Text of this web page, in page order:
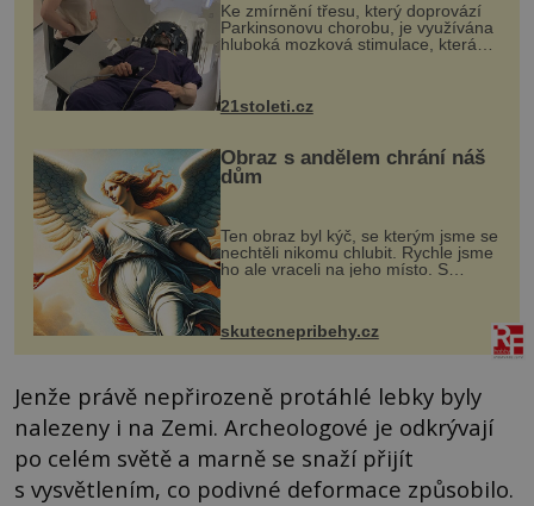
Ke zmírnění třesu, který doprovází
Parkinsonovu chorobu, je využívána
hluboká mozková stimulace, která
však vyžaduje vysoce invazivní
k dostatečně přesnému zacílení ...
21stoleti.cz
Obraz s andělem chrání náš
dům
Ten obraz byl kýč, se kterým jsme se
nechtěli nikomu chlubit. Rychle jsme
ho ale vraceli na jeho místo. S
manželem Vaškem jsme si pořídili
chaloupku, takový domek na severu
Čech, kde jsme si naplánova...
skutecnepribehy.cz
Jenže právě nepřirozeně protáhlé lebky byly
nalezeny i na Zemi. Archeologové je odkrývají
po celém světě a marně se snaží přijít
s vysvětlením, co podivné deformace způsobilo.